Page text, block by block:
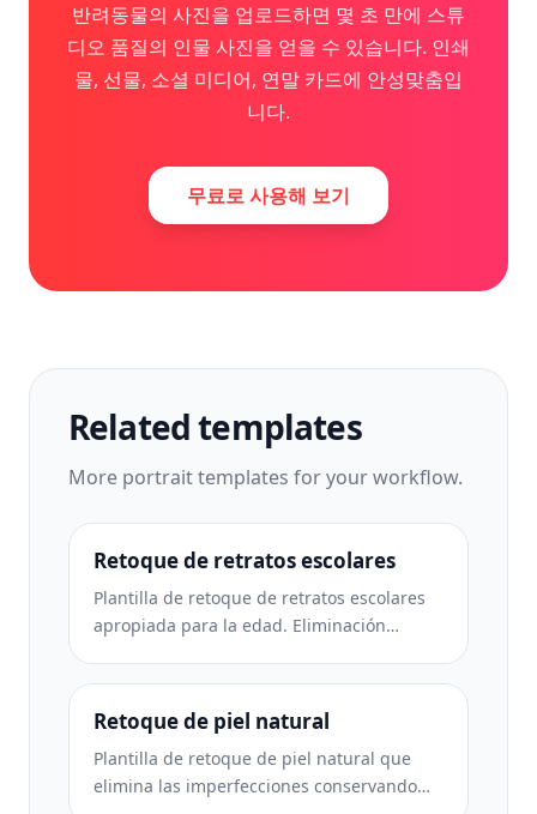
반려동물의 사진을 업로드하면 몇 초 만에 스튜
디오 품질의 인물 사진을 얻을 수 있습니다. 인쇄
물, 선물, 소셜 미디어, 연말 카드에 안성맞춤입
니다.
무료로 사용해 보기
Related templates
More portraittemplates for your workflow.
Retoque de retratos escolares
Plantilla de retoque de retratos escolares
apropiada para la edad. Eliminación
consistentes y producción estándar de
anuario con procesamiento por lotes para
clases enteras.
Retoque de piel natural
Plantilla de retoque de piel natural que
elimina las imperfecciones conservando